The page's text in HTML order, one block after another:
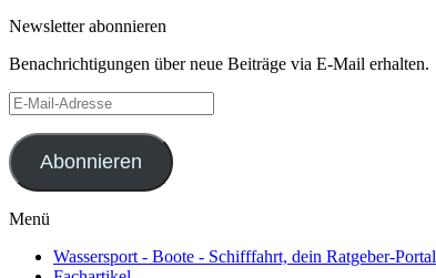
Newsletter abonnieren
Benachrichtigungen über neue Beiträge via E-Mail erhalten.
E-
Mail-
Adresse
Abonnieren
Menü
Wassersport - Boote - Schifffahrt, dein Ratgeber-Portal